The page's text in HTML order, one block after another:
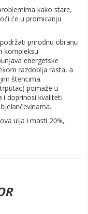
kako stare,
će u promicanju
prirodnu obranu
kompleksu
energetske
razdoblja rasta, a
štencima.
pomaže u
i doprinosi kvaliteti
ulja i masti 20%,